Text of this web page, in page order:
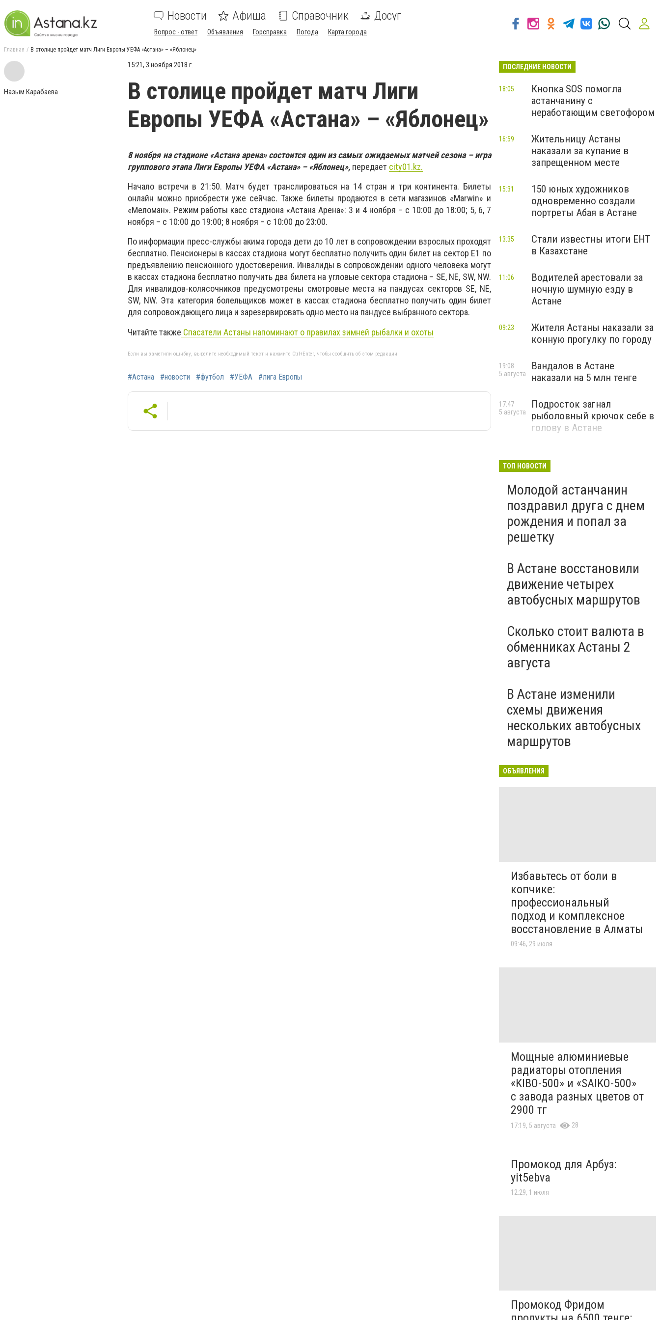
Новости Афиша Справочник Досуг
Вопрос - ответ Объявления Горсправка Погода Карта города
Главная В столице пройдет матч Лиги Европы УЕФА «Астана» – «Яблонец»
Назым Карабаева
15:21, 3 ноября 2018 г.
В столице пройдет матч Лиги
Европы УЕФА «Астана» – «Яблонец»
8 ноября на стадионе «Астана арена» состоится один из самых ожидаемых матчей сезона – игра
группового этапа Лиги Европы УЕФА «Астана» – «Яблонец», передает city01.kz.
Начало встречи в 21:50. Матч будет транслироваться на 14 стран и три континента. Билеты
онлайн можно приобрести уже сейчас. Также билеты продаются в сети магазинов «Marwin» и
«Меломан». Режим работы касс стадиона «Астана Арена»: 3 и 4 ноября – с 10:00 до 18:00; 5, 6, 7
ноября – с 10:00 до 19:00; 8 ноября – с 10:00 до 23:00.
По информации пресс-службы акима города дети до 10 лет в сопровождении взрослых проходят
бесплатно. Пенсионеры в кассах стадиона могут бесплатно получить один билет на сектор Е1 по
предъявлению пенсионного удостоверения. Инвалиды в сопровождении одного человека могут
в кассах стадиона бесплатно получить два билета на угловые сектора стадиона – SE, NE, SW, NW.
Для инвалидов-колясочников предусмотрены смотровые места на пандусах секторов SE, NE,
SW, NW. Эта категория болельщиков может в кассах стадиона бесплатно получить один билет
для сопровождающего лица и зарезервировать одно место на пандусе выбранного сектора.
Читайте также Спасатели Астаны напоминают о правилах зимней рыбалки и охоты
Если вы заметили ошибку, выделите необходимый текст и нажмите Ctrl+Enter, чтобы сообщить об этом редакции
#Астана #новости #футбол #УЕФА #лига Европы
ПОСЛЕДНИЕ НОВОСТИ
Кнопка SOS помогла
астанчанину с
неработающим светофором
18:05
Жительницу Астаны
наказали за купание в
запрещенном месте
16:59
150 юных художников
одновременно создали
портреты Абая в Астане
15:31
Стали известны итоги ЕНТ
в Казахстане
13:35
Водителей арестовали за
ночную шумную езду в
Астане
11:06
Жителя Астаны наказали за
конную прогулку по городу
09:23
Вандалов в Астане
наказали на 5 млн тенге
19:08
5 августа
Подросток загнал
рыболовный крючок себе в
голову в Астане
17:47
5 августа
ТОП НОВОСТИ
Молодой астанчанин
поздравил друга с днем
рождения и попал за
решетку
В Астане восстановили
движение четырех
автобусных маршрутов
Сколько стоит валюта в
обменниках Астаны 2
августа
В Астане изменили
схемы движения
нескольких автобусных
маршрутов
ОБЪЯВЛЕНИЯ
Избавьтесь от боли в
копчике:
профессиональный
подход и комплексное
восстановление в Алматы
09:46, 29 июля
Мощные алюминиевые
радиаторы отопления
«KIBO-500» и «SAIKO-500»
с завода разных цветов от
2900 тг
17:19, 5 августа 28
Промокод для Арбуз:
yit5ebva
12:29, 1 июля
Промокод Фридом